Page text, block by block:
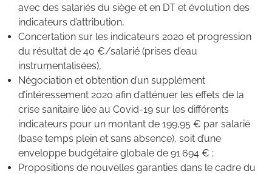
avec des salariés du siège et en DT et évolution des
indicateurs d’attribution,
Concertation sur les indicateurs 2020 et progression
du résultat de 40 €/salarié (prises d’eau
instrumentalisées),
Négociation et obtention d’un supplément
d’intéressement 2020 afin d’atténuer les effets de la
crise sanitaire liée au Covid-19 sur les différents
indicateurs pour un montant de 199,95 € par salarié
(base temps plein et sans absence), soit d’une
enveloppe budgétaire globale de 91 694 € ;
Propositions de nouvelles garanties dans le cadre du